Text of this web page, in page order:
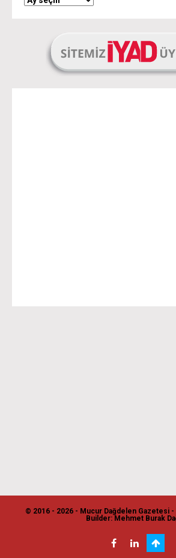
© 2016 - 2026 - Mucur Dağdelen Gazetesi -
Builder: Mehmet Burak